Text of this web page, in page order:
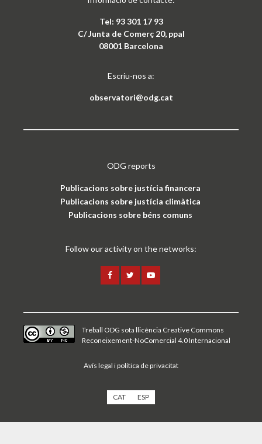
Tel: 93 301 17 93
C/ Junta de Comerç 20, ppal
08001 Barcelona
Escriu-nos a:
observatori@odg.cat
ODG reports
Publicacions sobre justícia financera
Publicacions sobre justícia climàtica
Publicacions sobre béns comuns
Follow our activity on the networks:
Treball ODG sota llicència Creative Commons
Reconeixement-NoComercial 4.0 Internacional
Avís legal i política de privacitat
CAT ESP